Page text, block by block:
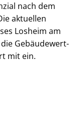
nach dem
aktuellen
Losheim am
die Ge­bäu­de­wert­
mit ein.